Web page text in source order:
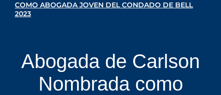
COMO ABOGADA JOVEN DEL CONDADO DE BELL
2023
Abogada de Carlson
Nombrada como